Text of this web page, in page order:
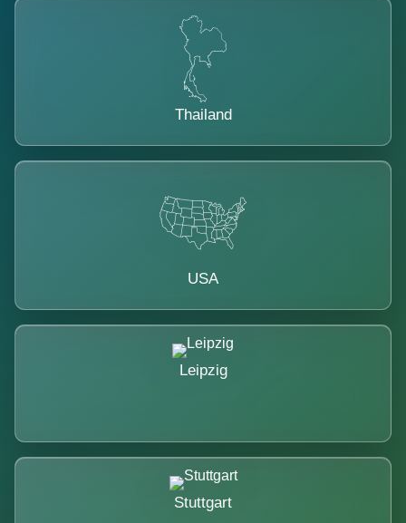
Thailand
USA
Leipzig
Stuttgart